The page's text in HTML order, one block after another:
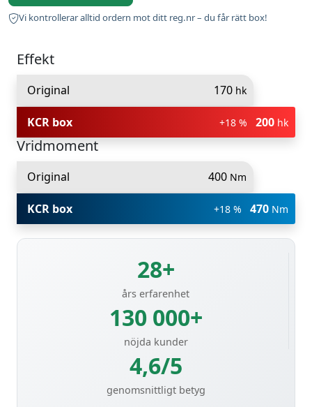
Vi kontrollerar alltid ordern mot ditt reg.nr – du får rätt box!
Effekt
Original 170 hk
KCR box +18 % 200 hk
Vridmoment
Original 400 Nm
KCR box +18 % 470 Nm
28+
års erfarenhet
130 000+
nöjda kunder
4,6/5
genomsnittligt betyg